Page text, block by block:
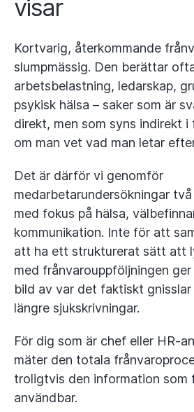
visar
Kortvarig, återkommande
slumpmässig. Den berättar
arbetsbelastning, ledarskap,
psykisk hälsa – saker som är
direkt, men som syns indirekt
om man vet vad man letar
Det är därför vi genomför
medarbetarundersökningar
med fokus på hälsa,
kommunikation. Inte för att
att ha ett strukturerat sätt att
med frånvarouppföljningen
bild av var det faktiskt gnisslar
längre sjukskrivningar.
För dig som är chef eller HR-
mäter den totala
troligtvis den information som
användbar.